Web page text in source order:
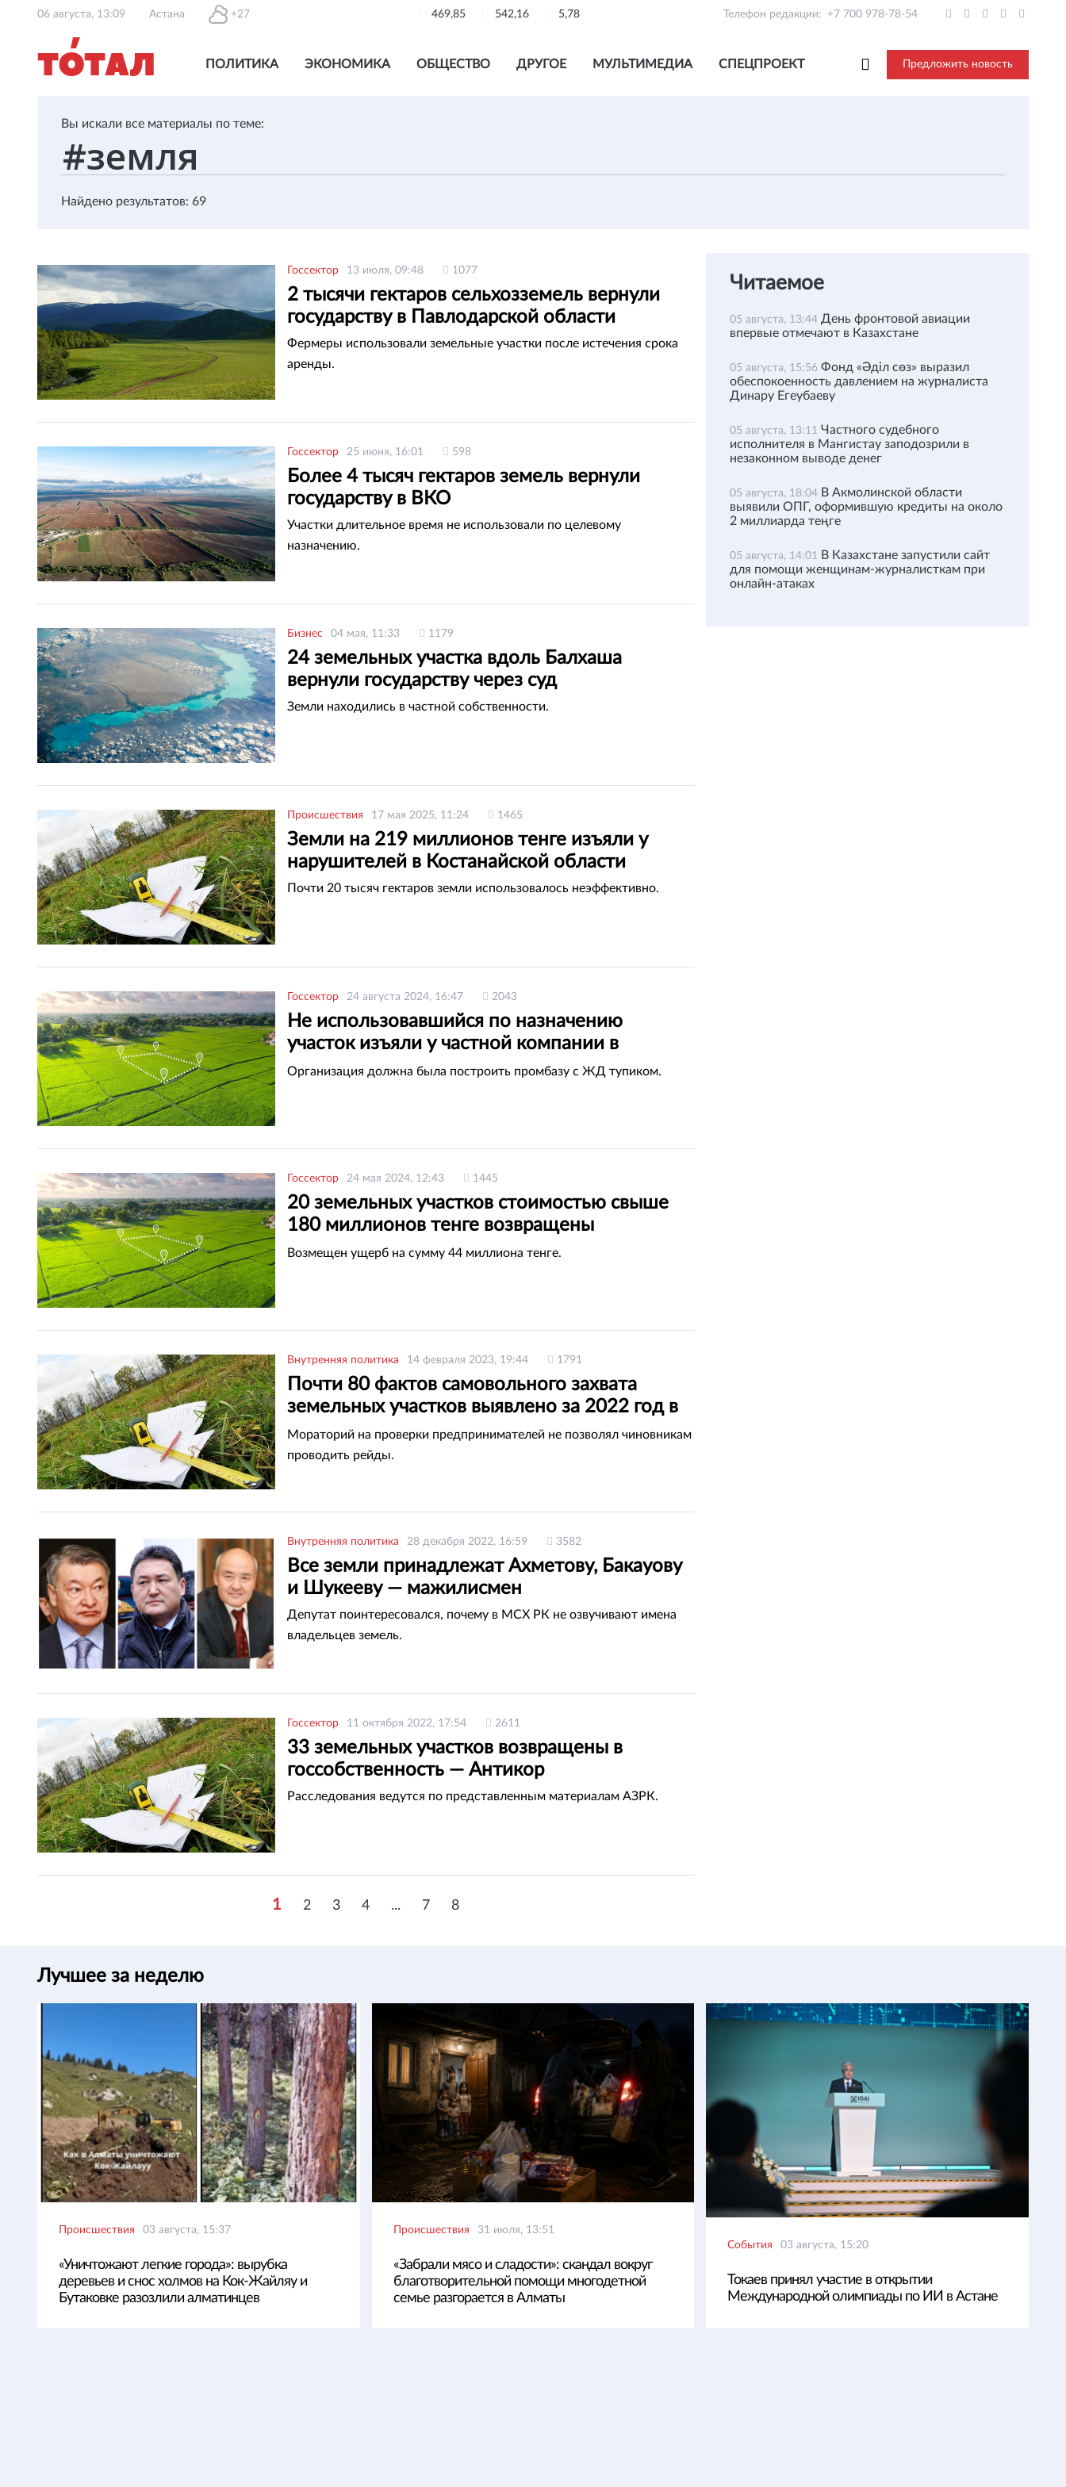
06 августа, 13:09 Астана +27 469,85 542,16 5,78 Телефон редакции: +7 700 978-78-54
ПОЛИТИКА ЭКОНОМИКА ОБЩЕСТВО ДРУГОЕ МУЛЬТИМЕДИА СПЕЦПРОЕКТ Предложить новость
Вы искали все материалы по теме:
Найдено результатов: 69
Госсектор 13 июля, 09:48 1077
2 тысячи гектаров сельхозземель вернули
государству в Павлодарской области
Фермеры использовали земельные участки после истечения срока
аренды.
Госсектор 25 июня, 16:01 598
Более 4 тысяч гектаров земель вернули
государству в ВКО
Участки длительное время не использовали по целевому
назначению.
Бизнес 04 мая, 11:33 1179
24 земельных участка вдоль Балхаша
вернули государству через суд
Земли находились в частной собственности.
Происшествия 17 мая 2025, 11:24 1465
Земли на 219 миллионов тенге изъяли у
нарушителей в Костанайской области
Почти 20 тысяч гектаров земли использовалось неэффективно.
Госсектор 24 августа 2024, 16:47 2043
Не использовавшийся по назначению
участок изъяли у частной компании в
Шымкенте
Организация должна была построить промбазу с ЖД тупиком.
Госсектор 24 мая 2024, 12:43 1445
20 земельных участков стоимостью свыше
180 миллионов тенге возвращены
государству в СКО
Возмещен ущерб на сумму 44 миллиона тенге.
Внутренняя политика 14 февраля 2023, 19:44 1791
Почти 80 фактов самовольного захвата
земельных участков выявлено за 2022 год в
Костанае
Мораторий на проверки предпринимателей не позволял чиновникам
проводить рейды.
Внутренняя политика 28 декабря 2022, 16:59 3582
Все земли принадлежат Ахметову, Бакауову
и Шукееву — мажилисмен
Депутат поинтересовался, почему в МСХ РК не озвучивают имена
владельцев земель.
Госсектор 11 октября 2022, 17:54 2611
33 земельных участков возвращены в
госсобственность — Антикор
Расследования ведутся по представленным материалам АЗРК.
1 2 3 4 ... 7 8
Читаемое
05 августа, 13:44 День фронтовой авиации
впервые отмечают в Казахстане
05 августа, 15:56 Фонд «Әділ сөз» выразил
обеспокоенность давлением на журналиста
Динару Егеубаеву
05 августа, 13:11 Частного судебного
исполнителя в Мангистау заподозрили в
незаконном выводе денег
05 августа, 18:04 В Акмолинской области
выявили ОПГ, оформившую кредиты на около
2 миллиарда теңге
05 августа, 14:01 В Казахстане запустили сайт
для помощи женщинам-журналисткам при
онлайн-атаках
Лучшее за неделю
Происшествия 03 августа, 15:37
«Уничтожают легкие города»: вырубка
деревьев и снос холмов на Кок-Жайляу и
Бутаковке разозлили алматинцев
Происшествия 31 июля, 13:51
«Забрали мясо и сладости»: скандал вокруг
благотворительной помощи многодетной
семье разгорается в Алматы
События 03 августа, 15:20
Токаев принял участие в открытии
Международной олимпиады по ИИ в Астане